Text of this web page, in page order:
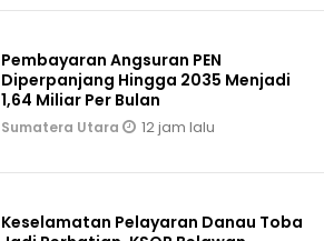
Pembayaran Angsuran PEN
Diperpanjang Hingga 2035 Menjadi
1,64 Miliar Per Bulan
Sumatera Utara 12 jam lalu
Keselamatan Pelayaran Danau Toba